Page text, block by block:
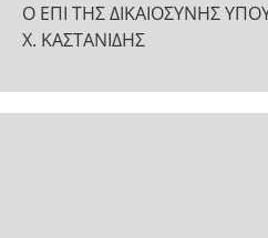
Ο ΕΠΙ ΤΗΣ ΔΙΚΑΙΟΣΥΝΗΣ
Χ. ΚΑΣΤΑΝΙΔΗΣ